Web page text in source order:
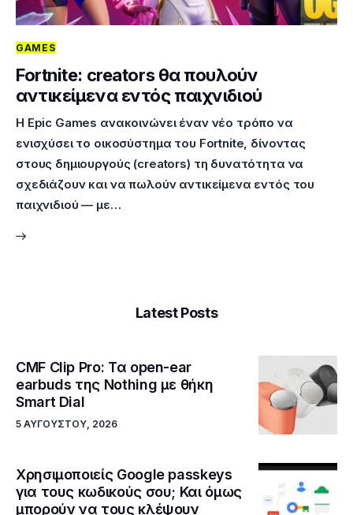
GAMES
Fortnite: creators θα πουλούν
αντικείμενα εντός παιχνιδιού
Η Epic Games ανακοινώνει έναν νέο τρόπο να
ενισχύσει το οικοσύστημα του Fortnite, δίνοντας
στους δημιουργούς (creators) τη δυνατότητα να
σχεδιάζουν και να πωλούν αντικείμενα εντός του
παιχνιδιού — με…
Latest Posts
CMF Clip Pro: Τα open-ear
earbuds της Nothing με θήκη
Smart Dial
5 ΑΥΓΟΎΣΤΟΥ, 2026
Χρησιμοποιείς Google passkeys
για τους κωδικούς σου; Και όμως
μπορούν να τους κλέψουν